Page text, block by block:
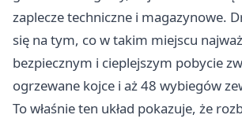
zaplecze techniczne i magazynowe.
się na tym, co w takim miejscu
bezpiecznym i cieplejszym pobycie
ogrzewane kojce i aż 48 wybiegów
To właśnie ten układ pokazuje, że